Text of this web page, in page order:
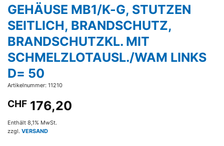
GEHÄUSE MB1/K-G, STUTZEN
SEITLICH, BRANDSCHUTZ,
BRANDSCHUTZKL. MIT
SCHMELZLOTAUSL./WAM LINKS
D= 50
Artikelnummer: 11210
CHF 176,20
Enthält 8,1% MwSt.
zzgl. VERSAND